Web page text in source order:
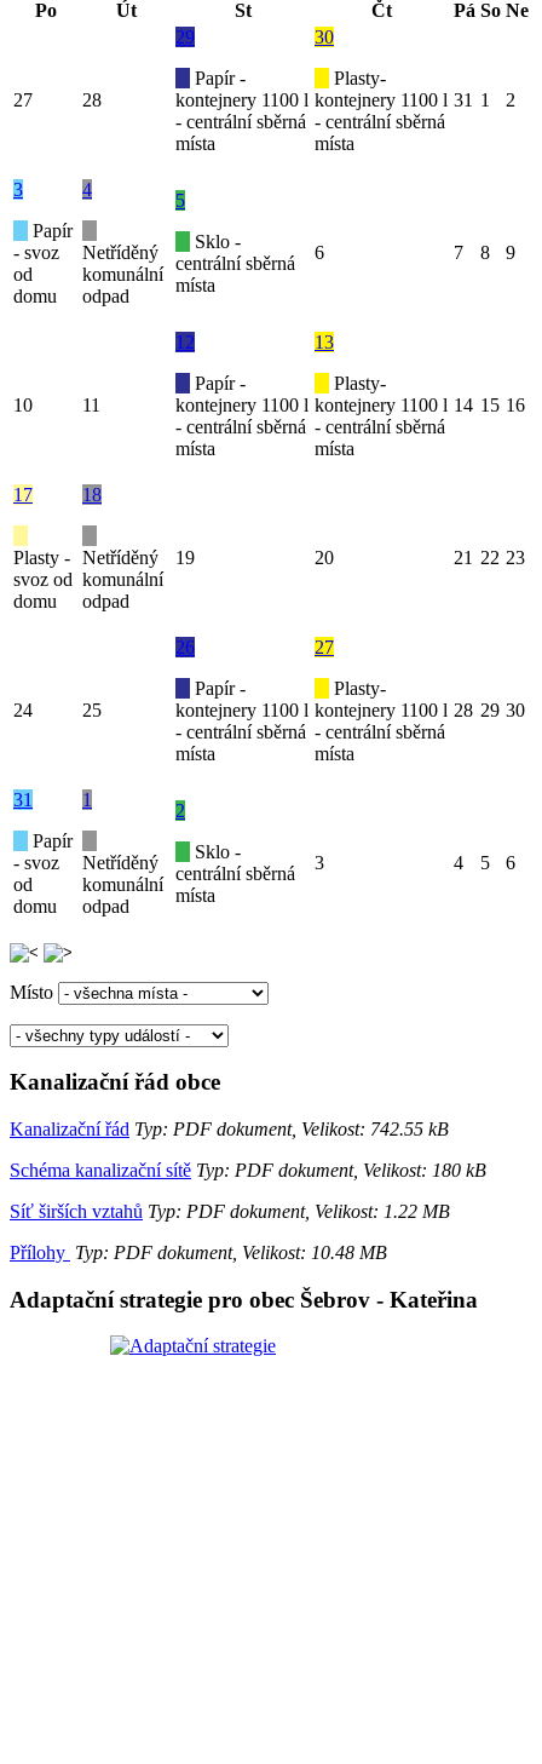
Po Út St Čt Pá So Ne
27 28
29
Papír -
kontejnery 1100 l
- centrální sběrná
místa
30
Plasty-
kontejnery 1100 l
- centrální sběrná
místa
31 1 2
3
Papír
- svoz
od
domu
4
Netříděný
komunální
odpad
5
Sklo -
centrální sběrná
místa
6 7 8 9
10 11
12
Papír -
kontejnery 1100 l
- centrální sběrná
místa
13
Plasty-
kontejnery 1100 l
- centrální sběrná
místa
14 15 16
17
Plasty -
svoz od
domu
18
Netříděný
komunální
odpad
19 20 21 22 23
24 25
26
Papír -
kontejnery 1100 l
- centrální sběrná
místa
27
Plasty-
kontejnery 1100 l
- centrální sběrná
místa
28 29 30
31
Papír
- svoz
od
domu
1
Netříděný
komunální
odpad
2
Sklo -
centrální sběrná
místa
3 4 5 6
Místo
Kanalizační řád obce
Kanalizační řád Typ: PDF dokument, Velikost: 742.55 kB
Schéma kanalizační sítě Typ: PDF dokument, Velikost: 180 kB
Síť širších vztahů Typ: PDF dokument, Velikost: 1.22 MB
Přílohy Typ: PDF dokument, Velikost: 10.48 MB
Adaptační strategie pro obec Šebrov - Kateřina